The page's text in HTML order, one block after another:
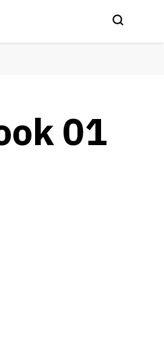
01